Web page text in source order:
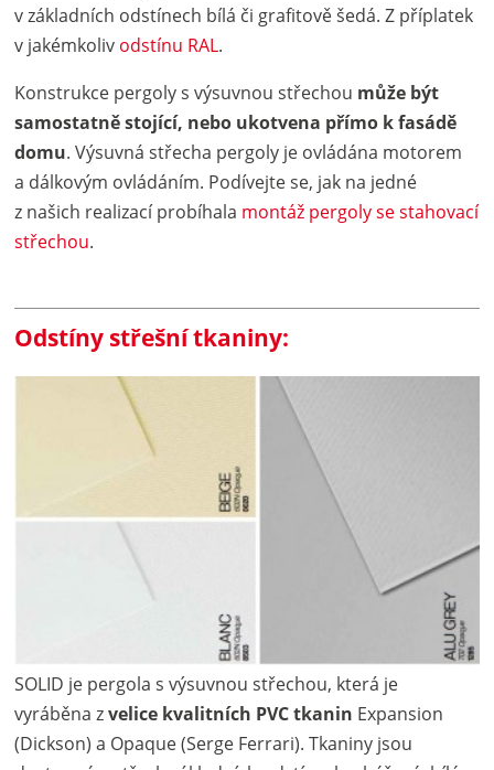
v základních odstínech bílá či grafitově šedá. Z příplatek
v jakémkoliv odstínu RAL.
Konstrukce pergoly s výsuvnou střechou může být
samostatně stojící, nebo ukotvena přímo k fasádě
domu. Výsuvná střecha pergoly je ovládána motorem
a dálkovým ovládáním. Podívejte se, jak na jedné
z našich realizací probíhala montáž pergoly se stahovací
střechou.
Odstíny střešní tkaniny:
SOLID je pergola s výsuvnou střechou, která je
vyráběna zvelice kvalitních PVC tkanin Expansion
(Dickson) a Opaque (Serge Ferrari). Tkaniny jsou